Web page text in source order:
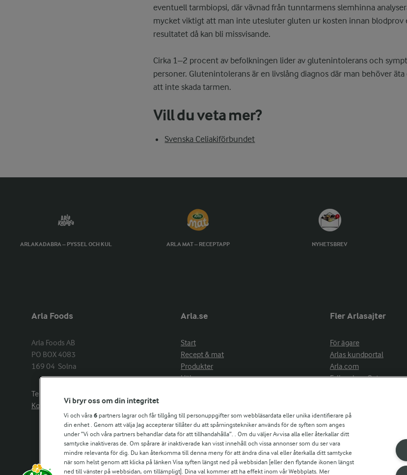
eventuell tarmbiopsi, där vävnad från tunntarmens slemhinna
mycket viktigt att man inte utesluter gluten ur kosten innan blodprov
resultatet då kan bli missvisande.
Cirka 1–2 procent av befolkningen lider av glutenintolerans och
personer. Glutenintolerans är en livslång diagnos där man behöver
att inte skada tarmen.
Vill du veta mer?
Svenska Celiakiförbundet
ARLAKADABRA – PYSSEL OCH KUL ARLA MAT – RECEPTAPP NYHETSBREV
Arla Foods
Arla Foods AB
PO BOX 4083
169 04  Solna
Telefon:
Kontakta oss
Arla.se
Start
Recept & mat
Produkter
Hälsa
Aktuellt
Om Arla
Nyheter & press
Jobb & karriär
Kontakta oss
Fler Arlasajter
För ägare
Arlas kundportal
Arla.com
Falbygdens Ost
Vi bryr oss om din integritet
Vi och våra 6 partners lagrar och får tillgång till personuppgifter som webbläsardata eller unika identifierare på
din enhet . Genom att välja Jag accepterar tillåter du att spårningstekniker används för de syften som anges
under ”Vi och våra partners behandlar data för att tillhandahålla”. . Om du väljer Avvisa alla eller återkallar ditt
samtycke inaktiveras de. Om spårare är inaktiverade kan visst innehåll och vissa annonser som du ser vara
mindre relevanta för dig. Du kan återkomma till denna meny för att ändra dina val eller återkalla ditt samtycke
när som helst genom att klicka på länken Visa syften längst ned på webbsidan [eller den flytande ikonen längst
ned till vänster på webbsidan, om tillämpligt]. Dina val kommer att ha effekt inom vår Webbplats. Mer